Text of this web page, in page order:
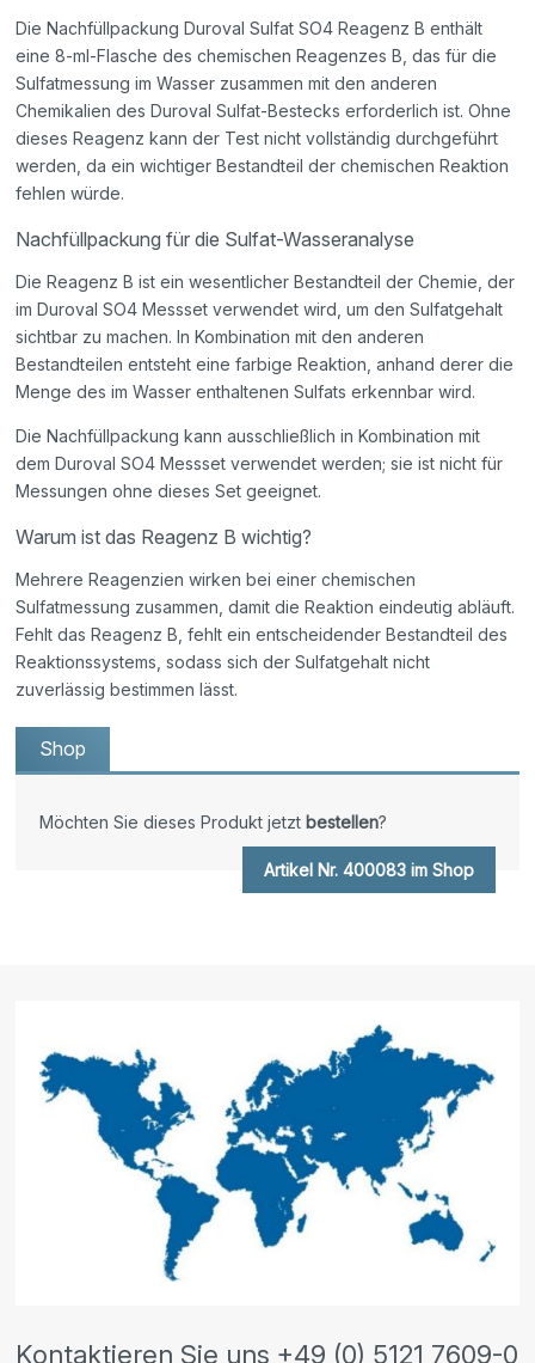
Die Nachfüllpackung Duroval Sulfat SO4 Reagenz B enthält
eine 8-ml-Flasche des chemischen Reagenzes B, das für die
Sulfatmessung im Wasser zusammen mit den anderen
Chemikalien des Duroval Sulfat-Bestecks erforderlich ist. Ohne
dieses Reagenz kann der Test nicht vollständig durchgeführt
werden, da ein wichtiger Bestandteil der chemischen Reaktion
fehlen würde.
Nachfüllpackung für die Sulfat-Wasseranalyse
Die Reagenz B ist ein wesentlicher Bestandteil der Chemie, der
im Duroval SO4 Messset verwendet wird, um den Sulfatgehalt
sichtbar zu machen. In Kombination mit den anderen
Bestandteilen entsteht eine farbige Reaktion, anhand derer die
Menge des im Wasser enthaltenen Sulfats erkennbar wird.
Die Nachfüllpackung kann ausschließlich in Kombination mit
dem Duroval SO4 Messset verwendet werden; sie ist nicht für
Messungen ohne dieses Set geeignet.
Warum ist das Reagenz B wichtig?
Mehrere Reagenzien wirken bei einer chemischen
Sulfatmessung zusammen, damit die Reaktion eindeutig abläuft.
Fehlt das Reagenz B, fehlt ein entscheidender Bestandteil des
Reaktionssystems, sodass sich der Sulfatgehalt nicht
zuverlässig bestimmen lässt.
Shop
Möchten Sie dieses Produkt jetzt bestellen?
Artikel Nr. 400083 im Shop
Kontaktieren Sie uns +49 (0) 5121 7609-0